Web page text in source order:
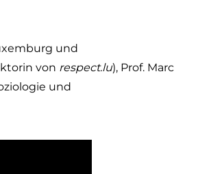
und
von respect.lu), Prof. Marc
und